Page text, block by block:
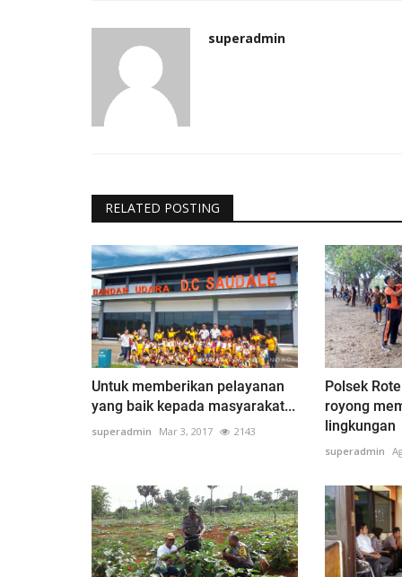
superadmin
RELATED POSTING
Untuk memberikan pelayanan
yang baik kepada masyarakat...
superadmin Mar 3, 2017 2143
Polsek
royong
lingkungan
superadmin